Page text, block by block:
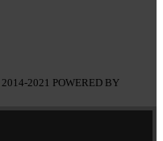
2014-2021 POWERED BY